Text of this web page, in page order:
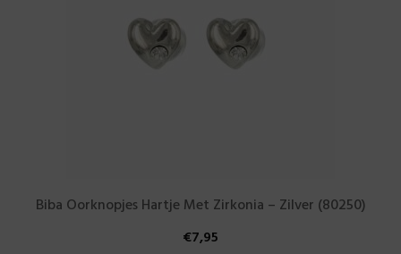
Biba Oorknopjes Hartje Met Zirkonia – Zilver (80250)
€7,95